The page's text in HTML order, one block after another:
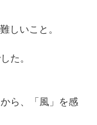
しいこと。
た。
ら、「風」を感